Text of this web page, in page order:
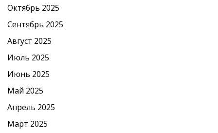
Октябрь 2025
Сентябрь 2025
Август 2025
Июль 2025
Июнь 2025
Май 2025
Апрель 2025
Март 2025